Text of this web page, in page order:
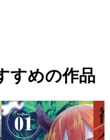
すめの作品